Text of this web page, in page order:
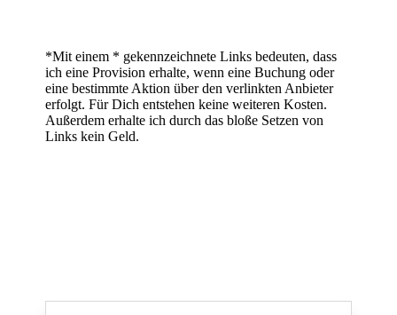
*Mit einem * gekennzeichnete Links bedeuten, dass
ich eine Provision erhalte, wenn eine Buchung oder
eine bestimmte Aktion über den verlinkten Anbieter
erfolgt. Für Dich entstehen keine weiteren Kosten.
Außerdem erhalte ich durch das bloße Setzen von
Links kein Geld.